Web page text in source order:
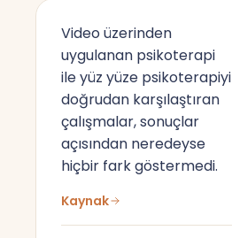
Video üzerinden
uygulanan psikoterapi
ile yüz yüze psikoterapiyi
doğrudan karşılaştıran
çalışmalar, sonuçlar
açısından neredeyse
hiçbir fark göstermedi.
Kaynak